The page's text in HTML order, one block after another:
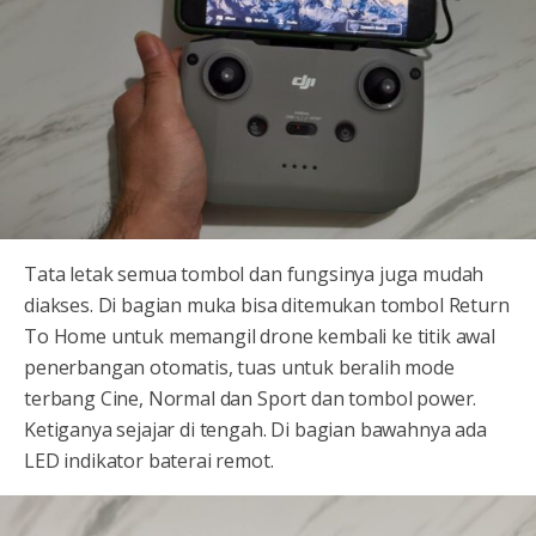
Tata letak semua tombol dan fungsinya juga mudah
diakses. Di bagian muka bisa ditemukan tombol Return
To Home untuk memangil drone kembali ke titik awal
penerbangan otomatis, tuas untuk beralih mode
terbang Cine, Normal dan Sport dan tombol power.
Ketiganya sejajar di tengah. Di bagian bawahnya ada
LED indikator baterai remot.